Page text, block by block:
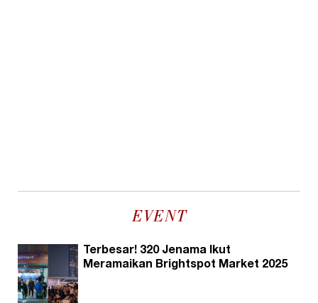
EVENT
Terbesar! 320 Jenama Ikut
Meramaikan Brightspot Market 2025